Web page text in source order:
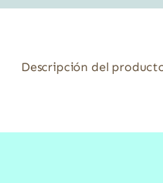
Descripción del